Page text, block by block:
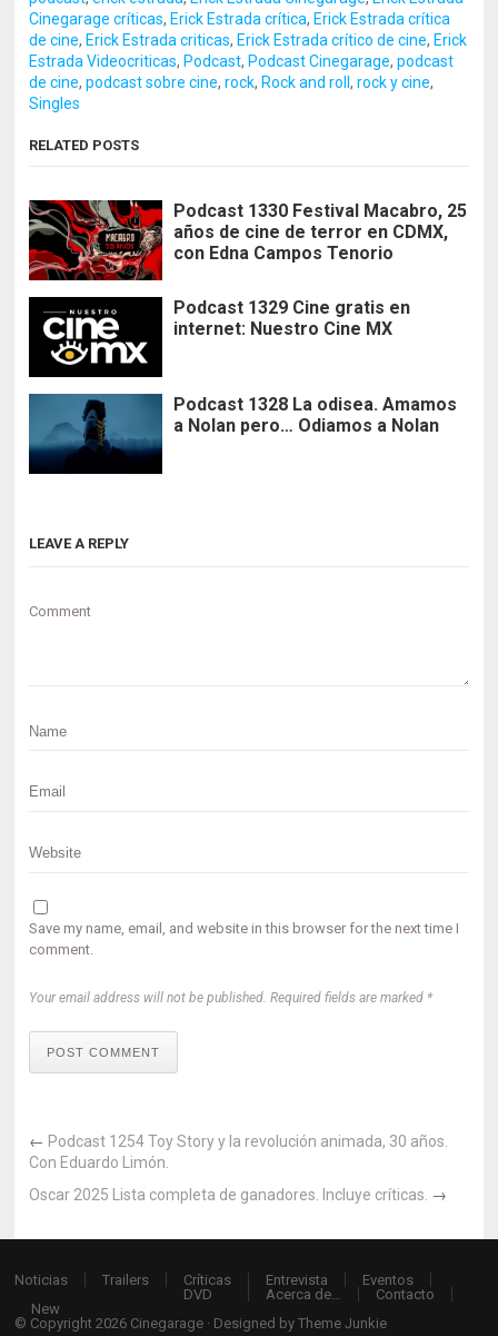
Cinegarage críticas, Erick Estrada crítica, Erick Estrada crítica
de cine, Erick Estrada criticas, Erick Estrada crítico de cine, Erick
Estrada Videocriticas, Podcast, Podcast Cinegarage,podcast
de cine,podcast sobre cine,rock, Rock and roll,rock y cine,
Singles
RELATED POSTS
Podcast 1330 Festival Macabro, 25
años de cine de terror en CDMX,
con Edna Campos Tenorio
Podcast 1329 Cine gratis en
internet: Nuestro Cine MX
Podcast 1328 La odisea. Amamos
a Nolan pero… Odiamos a Nolan
LEAVE A REPLY
Comment
Save my name, email, and website in this browser for the next time I
comment.
Your email address will not be published. Required fields are marked *
POST COMMENT
← Podcast 1254 Toy Story y la revolución animada, 30 años.
Con Eduardo Limón.
Oscar 2025 Lista completa de ganadores. Incluye críticas. →
Noticias Trailers
Críticas
DVD
Entrevista
Eventos
Acerca de…
Contacto
New
© Copyright 2026 Cinegarage · Designed byTheme Junkie